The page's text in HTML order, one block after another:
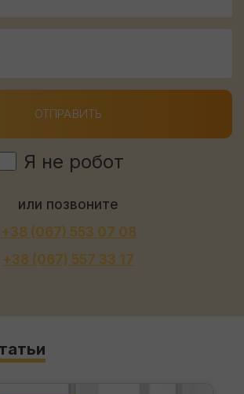
ОТПРАВИТЬ
Я не робот
или позвоните
+38 (067) 553 07 08
+38 (067) 557 33 17